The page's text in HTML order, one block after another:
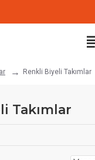
Renkli Biyeli Takımlar
Takımlar